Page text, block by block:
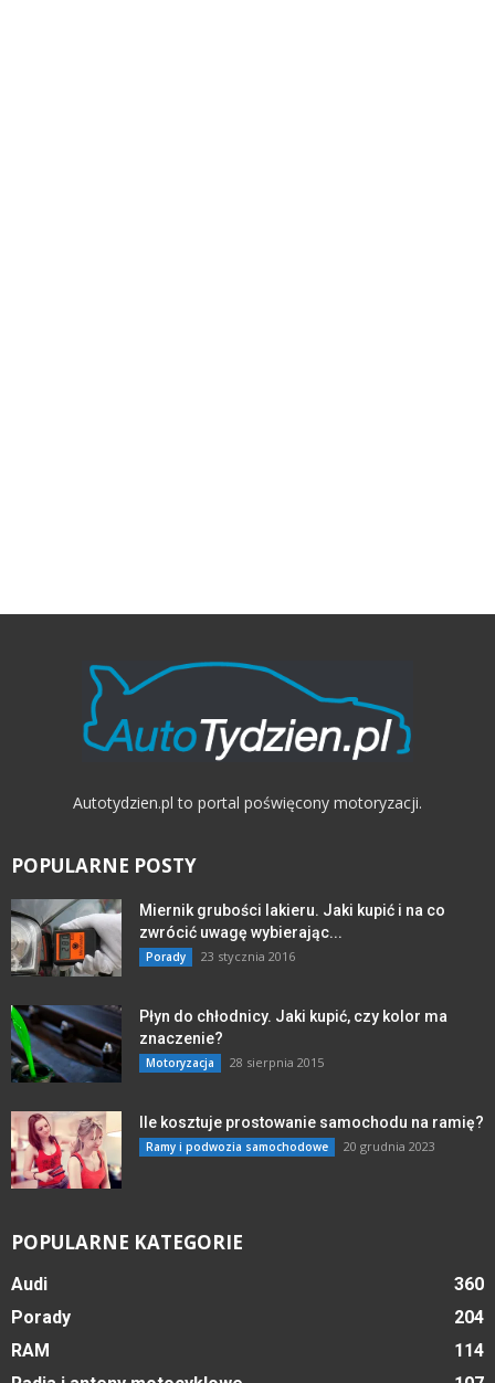
Autotydzien.pl to portal poświęcony motoryzacji.
POPULARNE POSTY
Miernik grubości lakieru. Jaki kupić i na co
zwrócić uwagę wybierając...
Porady 23 stycznia 2016
Płyn do chłodnicy. Jaki kupić, czy kolor ma
znaczenie?
Motoryzacja 28 sierpnia 2015
Ile kosztuje prostowanie samochodu na ramię?
Ramy i podwozia samochodowe 20 grudnia 2023
POPULARNE KATEGORIE
Audi
360
Porady
204
RAM
114